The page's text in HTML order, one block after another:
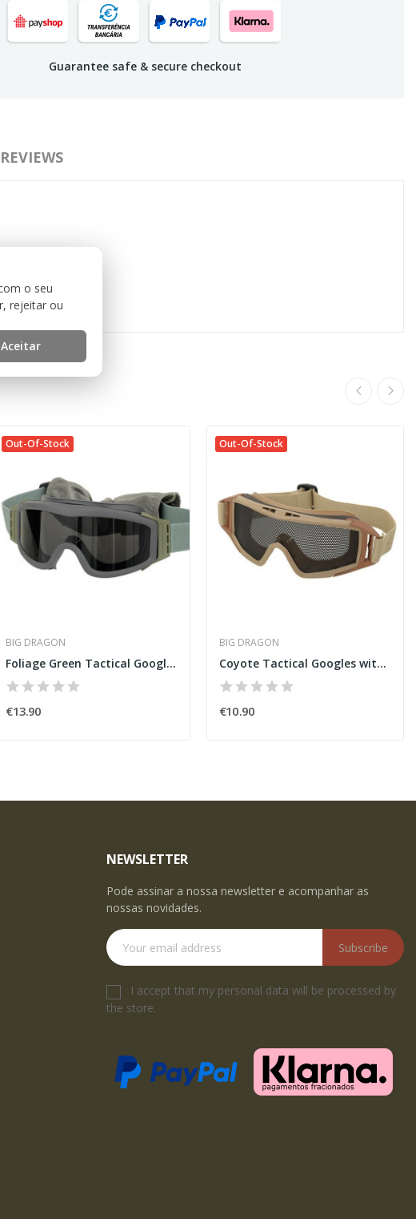
Guarantee safe & secure checkout
REVIEWS
Out-Of-Stock
BIG DRAGON
Foliage Green Tactical Googles
€13.90
Out-Of-Stock
BIG DRAGON
Coyote Tactical Googles with Steel Net
€10.90
NEWSLETTER
Pode assinar a nossa newsletter e acompanhar as
nossas novidades.
Subscribe
I accept that my personal data will be processed by
the store.
o seu
rejeitar ou
Aceitar